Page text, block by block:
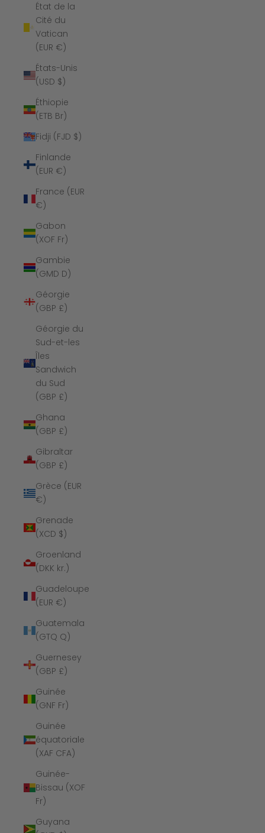
État de la
Cité du
Vatican
(EUR €)
États-Unis
(USD $)
Éthiopie
(ETB Br)
Fidji (FJD $)
Finlande
(EUR €)
France (EUR
€)
Gabon
(XOF Fr)
Gambie
(GMD D)
Géorgie
(GBP £)
Géorgie du
Sud-et-les
Îles
Sandwich
du Sud
(GBP £)
Ghana
(GBP £)
Gibraltar
(GBP £)
Grèce (EUR
€)
Grenade
(XCD $)
Groenland
(DKK kr.)
Guadeloupe
(EUR €)
Guatemala
(GTQ Q)
Guernesey
(GBP £)
Guinée
(GNF Fr)
Guinée
équatoriale
(XAF CFA)
Guinée-
Bissau (XOF
Fr)
Guyana